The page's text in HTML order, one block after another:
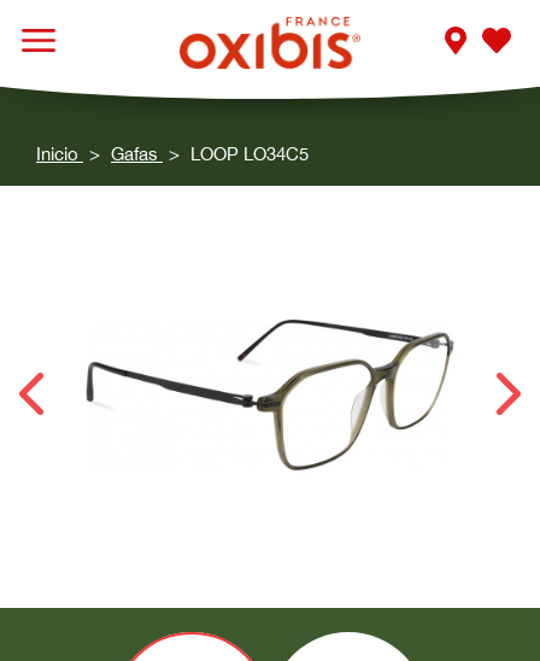
Inicio Gafas LOOP LO34C5